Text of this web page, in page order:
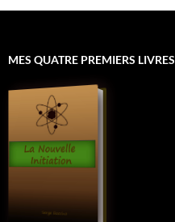
MES QUATRE PREMIERS LIVRES